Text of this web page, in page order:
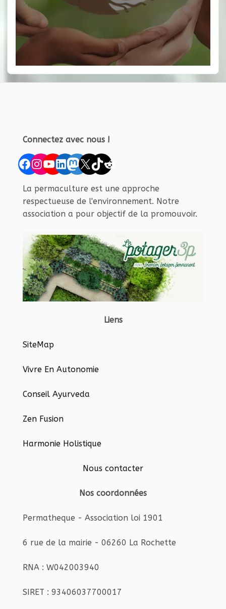
Connectez avec nous !
Facebook
Instagram
YouTube
LinkedIn
Mastodon
X TikTok
Reddit
La permaculture est une approche
respectueuse de l'environnement. Notre
association a pour objectif de la promouvoir.
Liens
SiteMap
Vivre En Autonomie
Conseil Ayurveda
Zen Fusion
Harmonie Holistique
Nous contacter
Nos coordonnées
Permatheque - Association loi 1901
6 rue de la mairie - 06260 La Rochette
RNA : W042003940
SIRET : 93406037700017